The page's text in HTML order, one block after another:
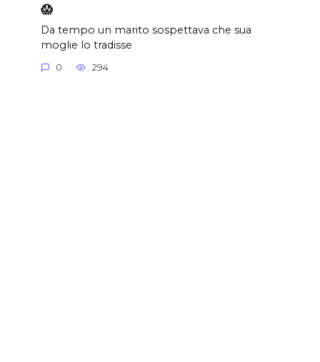
😱
Da tempo un marito sospettava che sua
moglie lo tradisse
0 294